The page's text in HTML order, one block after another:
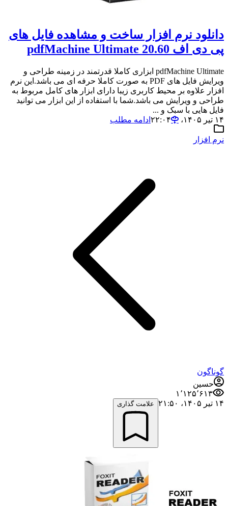
دانلود نرم افزار ساخت و مشاهده فایل های
پی دی اف pdfMachine Ultimate 20.60
pdfMachine Ultimate ابزاری کاملا قدرتمند در زمینه طراحی و
ویرایش فایل های PDF به صورت کاملا حرفه ای می باشد.این نرم
افزار علاوه بر محیط کاربری زیبا دارای ابزار های کامل مربوط به
طراحی و ویرایش می باشد.شما با استفاده از این ابزار می توانید
فایل هایی با سبک و ...
۱۴ تیر ۱۴۰۵،‏ ۲۲:۰۴
ادامه مطلب
نرم افزار
گوناگون
حسین
۱٬۱۲۵٬۶۱۳
۱۴ تیر ۱۴۰۵،‏ ۲۱:۵۰
علامت گذاری